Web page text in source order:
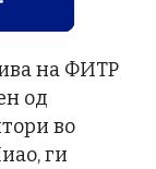
на ФИТР
од
во
ги